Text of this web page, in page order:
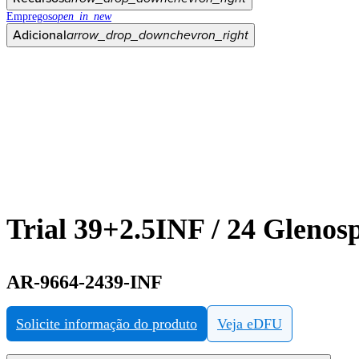
Empregosopen_in_new
Adicionalarrow_drop_downchevron_right
Trial 39+2.5INF / 24
AR-9664-2439-INF
Solicite informação do produto Veja eDFU